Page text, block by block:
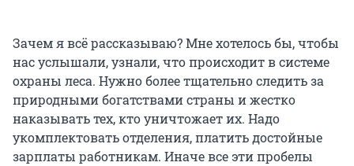
Зачем я всё рассказываю? Мне хотелось бы, чтобы
нас услышали, узнали, что происходит в системе
охраны леса. Нужно более тщательно следить за
природными богатствами страны и жестко
наказывать тех, кто уничтожает их. Надо
укомплектовать отделения, платить достойные
зарплаты работникам. Иначе все эти пробелы